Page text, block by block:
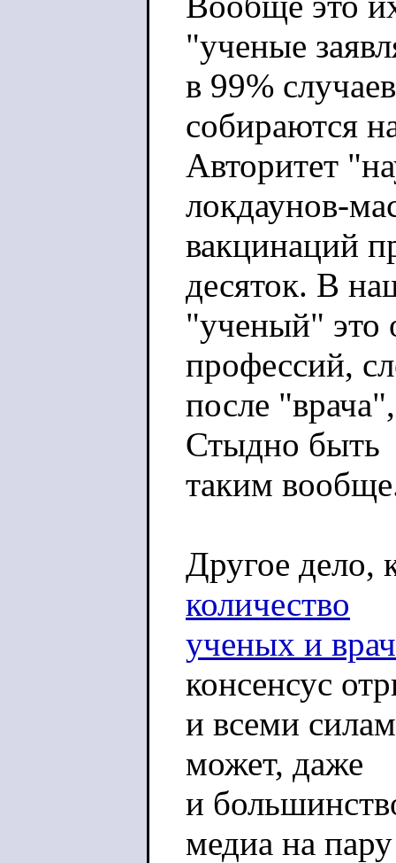
"ученые
в 99%
собираются
Авторитет
локдаунов-
вакцинаций
десяток. В
"ученый" это
профессий,
после
Стыдно быть
таким
Другое дело,
количество
ученых и
консенсус
и всеми
может, даже
и
медиа на